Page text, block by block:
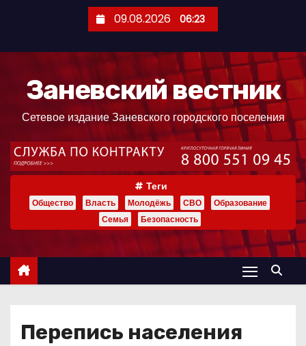
ж
09.08.2026 06:23
Заневский вестник
Сетевое издание Заневского городского поселения
Теги
Общество Власть Молодёжь СВО
Образование
Семья
Безопасность
Перепись населения